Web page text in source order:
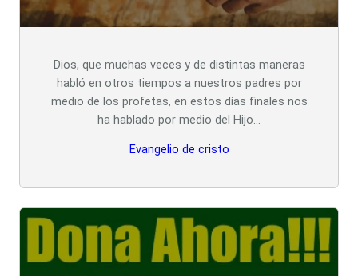
Dios, que muchas veces y de distintas maneras
habló en otros tiempos a nuestros padres por
medio de los profetas, en estos días finales nos
ha hablado por medio del Hijo…
Evangelio de cristo